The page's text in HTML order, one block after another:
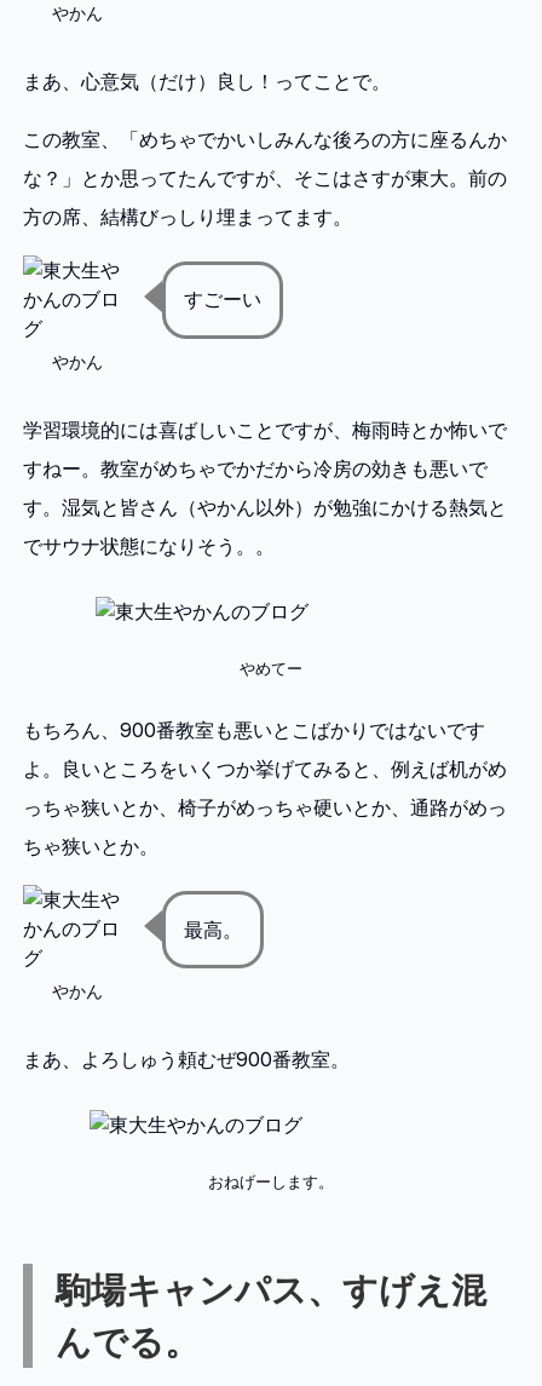
やかん
まあ、心意気（だけ）良し！ってことで。
この教室、「めちゃでかいしみんな後ろの方に座るんか
な？」とか思ってたんですが、そこはさすが東大。前の
方の席、結構びっしり埋まってます。
やかん
すごーい
学習環境的には喜ばしいことですが、梅雨時とか怖いで
すねー。教室がめちゃでかだから冷房の効きも悪いで
す。湿気と皆さん（やかん以外）が勉強にかける熱気と
でサウナ状態になりそう。。
やめてー
もちろん、900番教室も悪いとこばかりではないです
よ。良いところをいくつか挙げてみると、例えば机がめ
っちゃ狭いとか、椅子がめっちゃ硬いとか、通路がめっ
ちゃ狭いとか。
やかん
最高。
まあ、よろしゅう頼むぜ900番教室。
おねげーします。
駒場キャンパス、すげえ混
んでる。